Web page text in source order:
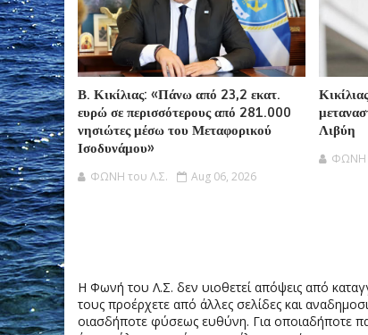
Β. Κικίλιας: «Πάνω από 23,2 εκατ.
ευρώ σε περισσότερους από 281.000
νησιώτες μέσω του Μεταφορικού
Ισοδυνάμου»
ΦΩΝΗ του Λ.Σ. Aug 06, 2026
Λιβύη
ΦΩΝΗ
Η Φωνή του Λ.Σ. δεν υιοθετεί απόψεις από
τους προέρχετε από άλλες σελίδες και
οιασδήποτε φύσεως ευθύνη. Για οποιαδήποτε